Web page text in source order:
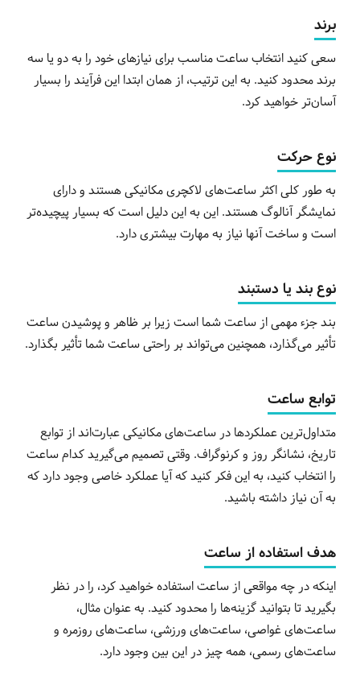
برند
سعی کنید انتخاب ساعت مناسب برای نیازهای خود را به دو یا سه
برند محدود کنید. به این ترتیب، از همان ابتدا این فرآیند را بسیار
آسان‌تر خواهید کرد.
نوع حرکت
به طور کلی اکثر ساعت‌های لاکچری مکانیکی هستند و دارای
نمایشگر آنالوگ هستند. این به این دلیل است که بسیار پیچیده‌تر
است و ساخت آنها نیاز به مهارت بیشتری دارد.
نوع بند یا دستبند
بند جزء مهمی از ساعت شما است زیرا بر ظاهر و پوشیدن ساعت
تأثیر می‌گذارد، همچنین می‌تواند بر راحتی ساعت شما تأثیر بگذارد.
توابع ساعت
متداول‌ترین عملکردها در ساعت‌های مکانیکی عبارت‌اند از توابع
تاریخ، نشانگر روز و کرنوگراف. وقتی تصمیم می‌گیرید کدام ساعت
را انتخاب کنید، به این فکر کنید که آیا عملکرد خاصی وجود دارد که
به آن نیاز داشته باشید.
هدف استفاده از ساعت
اینکه در چه مواقعی از ساعت استفاده خواهید کرد، را در نظر
بگیرید تا بتوانید گزینه‌ها را محدود کنید. به عنوان مثال،
ساعت‌های غواصی، ساعت‌های ورزشی، ساعت‌های روزمره و
ساعت‌های رسمی، همه چیز در این بین وجود دارد.